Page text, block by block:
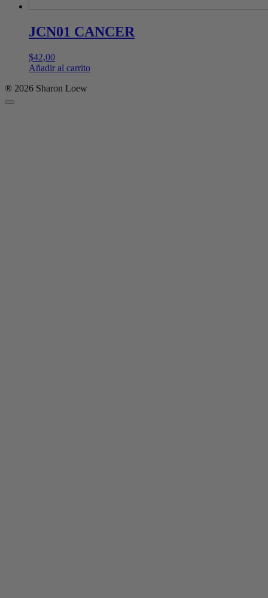
JCN01 CANCER
$42,00
Añadir al carrito
® 2026 Sharon Loew